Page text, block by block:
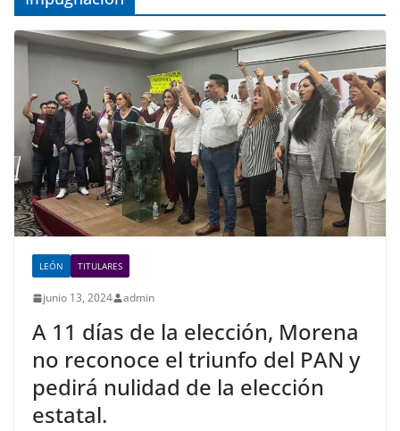
LEÓN TITULARES
junio 13, 2024 admin
A 11 días de la elección, Morena
no reconoce el triunfo del PAN y
pedirá nulidad de la elección
estatal.